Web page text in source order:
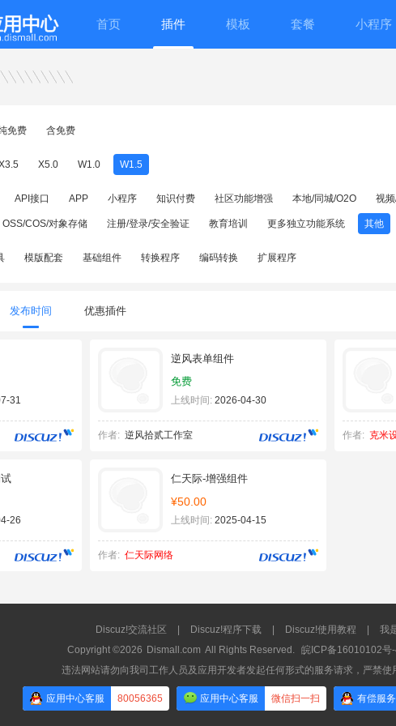
首页 插件 模板 套餐 小程序
免费 含免费
X5.0 W1.0 W1.5
API接口 APP 小程序 知识付费 社区功能增强 本地/同城/O2O 视
OSS/COS/对象存储 注册/登录/安全验证 教育培训 更多独立功能系统 其他
模版配套 基础组件 转换程序 编码转换 扩展程序
发布时间 优惠插件
31
逆风表单组件
免费
上线时间:2026-04-30
作者: 逆风拾贰工作室 作者: 克米
26
仁天际-增强组件
¥50.00
上线时间:2025-04-15
作者: 仁天际网络
Discuz!交流社区 Discuz!程序下载 Discuz!使用教程 我
Copyright ©2026 Dismall.com All Rights Reserved. 皖ICP备16010102号
违法网站请勿向我司工作人员及应用开发者发起任何形式的服务请求，严禁
应用中心客服 80056365 应用中心客服 微信扫一扫 有偿服